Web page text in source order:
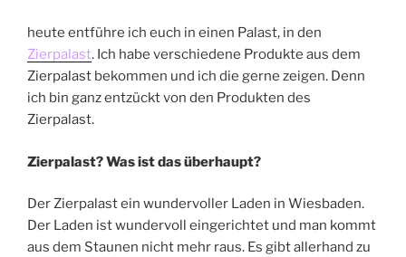
heute entführe ich euch in einen Palast, in den
Zierpalast. Ich habe verschiedene Produkte aus dem
Zierpalast bekommen und ich die gerne zeigen. Denn
ich bin ganz entzückt von den Produkten des
Zierpalast.
Zierpalast? Was ist das überhaupt?
Der Zierpalast ein wundervoller Laden in Wiesbaden.
Der Laden ist wundervoll eingerichtet und man kommt
aus dem Staunen nicht mehr raus. Es gibt allerhand zu